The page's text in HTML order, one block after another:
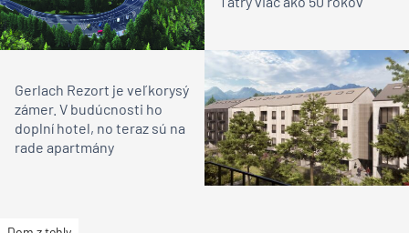
Gerlach Rezort je veľkorysý
zámer. V budúcnosti ho
doplní hotel, no teraz sú na
rade apartmány